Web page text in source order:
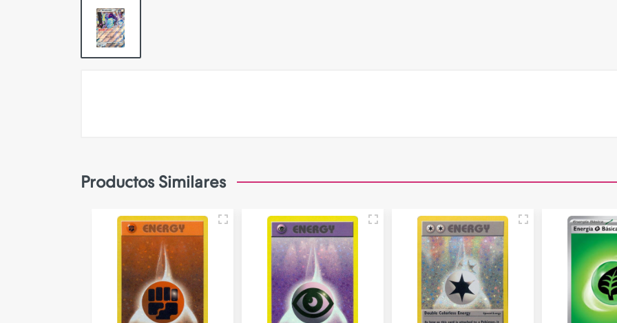
Perifericos PC
2X1 DIGITALES PS4/PS5
Parlantes
PERSONALIZA TU FUNDA!
Productos Similares